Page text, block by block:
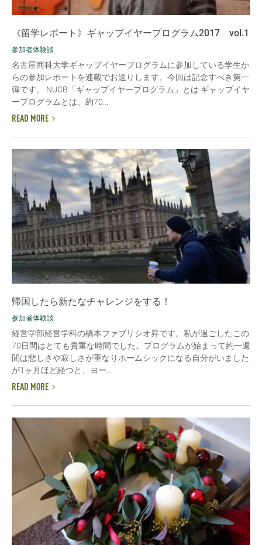
《留学レポート》ギャップイヤープログラム2017 vol.1
参加者体験談
名古屋商科大学ギャップイヤープログラムに参加している学生か
らの参加レポートを連載でお送りします。今回は記念すべき第一
弾です。 NUCB「ギャップイヤープログラム」とは ギャップイヤ
ープログラムとは、約70...
READ MORE
帰国したら新たなチャレンジをする！
参加者体験談
経営学部経営学科の橋本ファブリシオ昇です。私が過ごしたこの
70日間はとても貴重な時間でした。プログラムが始まって約一週
間は悲しさや寂しさが重なりホームシックになる自分がいました
が1ヶ月ほど経つと、ヨー...
READ MORE